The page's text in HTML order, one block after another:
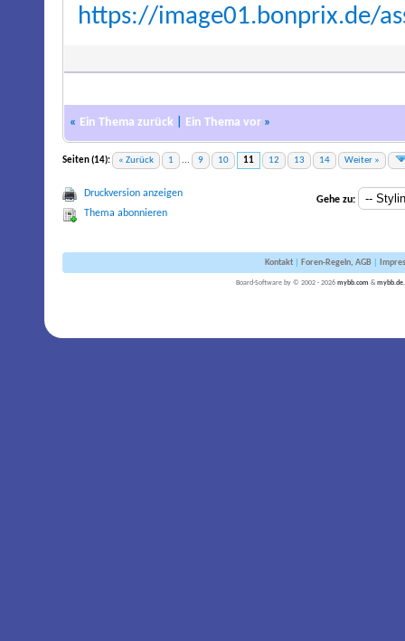
https://image01.bonprix.de/
« Ein Thema zurück Ein Thema vor »
Seiten (14): « Zurück 1 ... 9 10 11 12 13 14 Weiter »
Druckversion anzeigen
Thema abonnieren
Gehe zu:
Kontakt| Foren-Regeln, AGB|
Board-Software by © 2002 - 2026 mybb.com & mybb.de